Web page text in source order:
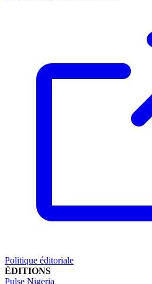
Politique éditoriale
ÉDITIONS
Pulse Nigeria